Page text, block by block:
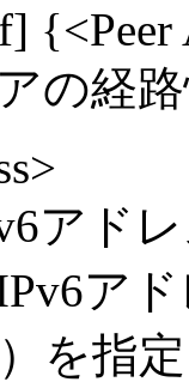
{<Peer
の経
アド
ア
を指